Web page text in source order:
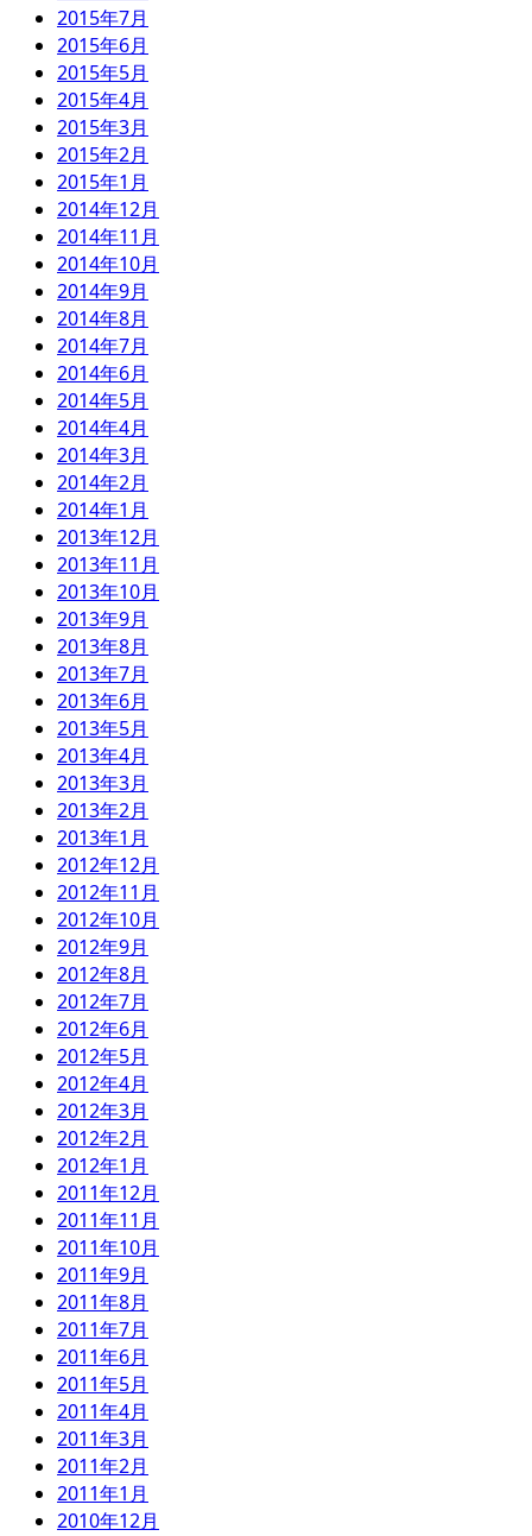
2015年7月
2015年6月
2015年5月
2015年4月
2015年3月
2015年2月
2015年1月
2014年12月
2014年11月
2014年10月
2014年9月
2014年8月
2014年7月
2014年6月
2014年5月
2014年4月
2014年3月
2014年2月
2014年1月
2013年12月
2013年11月
2013年10月
2013年9月
2013年8月
2013年7月
2013年6月
2013年5月
2013年4月
2013年3月
2013年2月
2013年1月
2012年12月
2012年11月
2012年10月
2012年9月
2012年8月
2012年7月
2012年6月
2012年5月
2012年4月
2012年3月
2012年2月
2012年1月
2011年12月
2011年11月
2011年10月
2011年9月
2011年8月
2011年7月
2011年6月
2011年5月
2011年4月
2011年3月
2011年2月
2011年1月
2010年12月